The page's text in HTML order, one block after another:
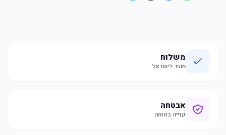
משלוח
מהיר לישראל
אבטחה
קנייה בטוחה